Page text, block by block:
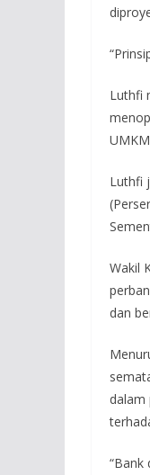
Luthfi
Luthfi
Wakil
dan
dalam
“Bank